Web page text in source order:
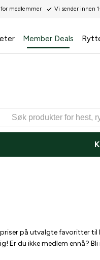
for medlemmer Vi sender innen
Member Deals
på utvalgte favoritter til
Er du ikke medlem ennå? Bli